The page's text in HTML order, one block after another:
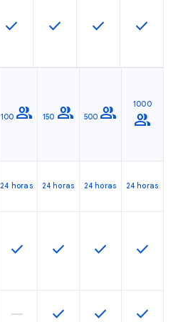
Esta funcionalidade está
check Esta funcionalidade está
check Esta
check Esta
check
100 group 150 group 500 group 1000
group
24 horas 24 horas 24 horas 24 horas
Esta funcionalidade está
check Esta funcionalidade está
check Esta
check Esta
check
Esta funcionalidade não é
horizontal_rule Esta funcionalidade está
check Esta
check Esta
check